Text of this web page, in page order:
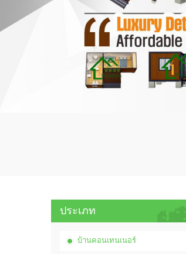
ประเภท
บ้านคอนเทนเนอร์